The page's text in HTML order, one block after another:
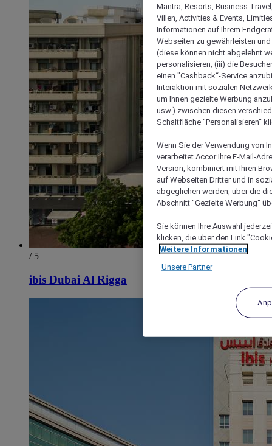
/ 5
ibis Dubai Al Rigga
Mantra, Resorts, Business
Villen, Activities & Events,
Informationen auf Ihrem
Webseiten zu gewährleisten
(diese können nicht abgelehnt
personalisieren; (iii) die
einen "Cashback“-Service
Interaktion mit sozialen
um Ihnen gezielte Werbung
usw.) zwischen diesen
Schaltfläche "Personalisieren“
Wenn Sie der Verwendung von
verarbeitet Accor Ihre E-Mail-
Version, kombiniert mit Ihren
auf Webseiten Dritter und in
abgeglichen werden, über die
Abschnitt "Gezielte Werbung“
Sie können Ihre Auswahl
klicken, die über den Link
Weitere Informationen
Unsere Partner